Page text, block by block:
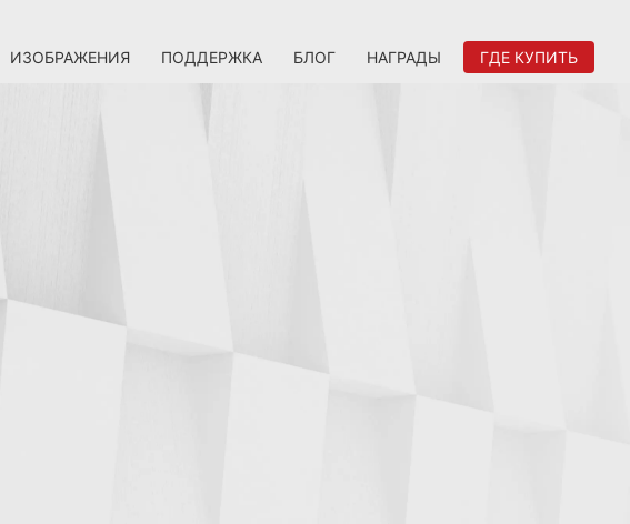
ИЗОБРАЖЕНИЯ ПОДДЕРЖКА БЛОГ НАГРАДЫ ГДЕ КУПИТЬ